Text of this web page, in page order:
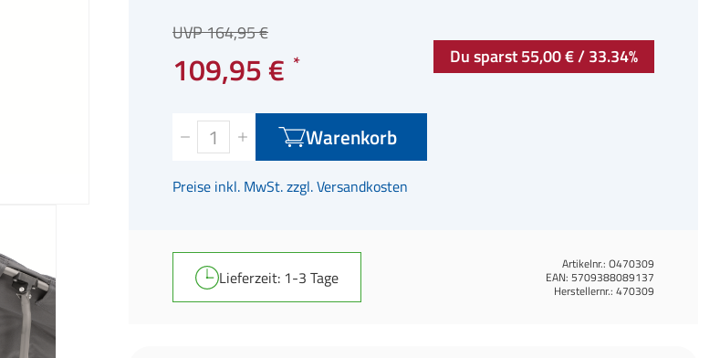
UVP 164,95 €
109,95 € Du sparst 55,00 € / 33.34%
Warenkorb
Preise inkl. MwSt. zzgl. Versandkosten
Lieferzeit: 1-3 Tage
Artikelnr.: O470309
EAN: 5709388089137
Herstellernr.: 470309